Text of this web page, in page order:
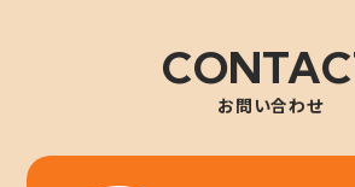
お問い合わせ